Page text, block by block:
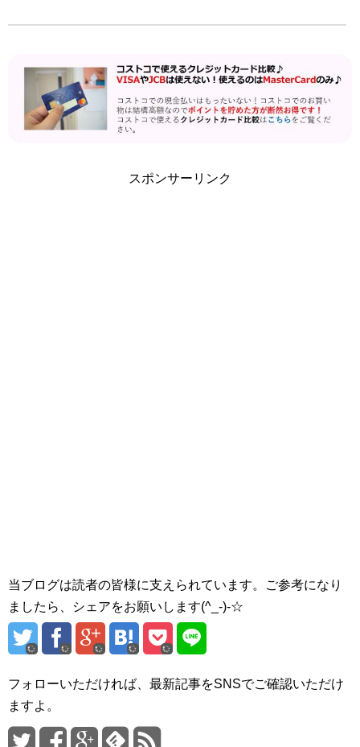
スポンサーリンク
当ブログは読者の皆様に支えられています。ご参考になり
ましたら、シェアをお願いします(^_-)-☆
フォローいただければ、最新記事をSNSでご確認いただけ
ますよ。